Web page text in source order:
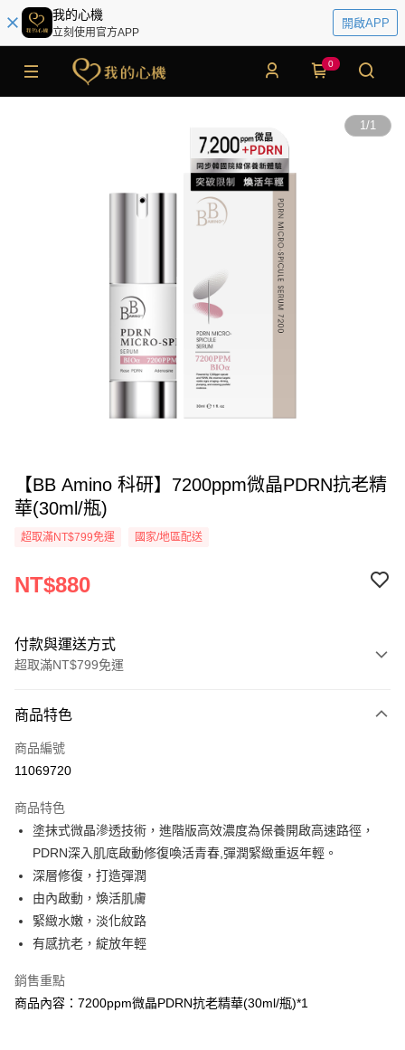
我的心機
立刻使用官方APP
開啟APP
0
1/1
【BB Amino 科研】7200ppm微晶PDRN抗老精
華(30ml/瓶)
超取滿NT$799免運 國家/地區配送
NT$880
付款與運送方式
超取滿NT$799免運
信用卡一次付款
超商取貨付款
Apple Pay
街口支付
悠遊付
AFTEE先享後付
相關說明
AFTEE先享後付是「在收到商品之後才付款」的支付方式。 讓您購物簡單
便利好安心！
商品特色
商品編號
11069720
商品特色
塗抹式微晶滲透技術，進階版高效濃度為保養開啟高速路徑，
PDRN深入肌底啟動修復喚活青春,彈潤緊緻重返年輕。
深層修復，打造彈潤
由內啟動，煥活肌膚
緊緻水嫩，淡化紋路
有感抗老，綻放年輕
銷售重點
商品內容：7200ppm微晶PDRN抗老精華(30ml/瓶)*1